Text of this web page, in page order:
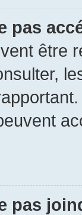
pas
être
pas